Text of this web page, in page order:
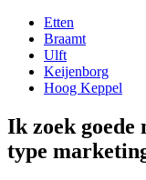
Etten
Braamt
Ulft
Keijenborg
Hoog Keppel
Ik zoek goede
type